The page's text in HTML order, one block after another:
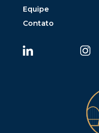
Equipe
Contato